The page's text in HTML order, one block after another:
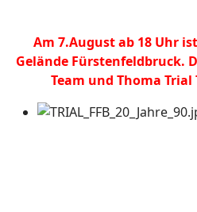
Am 7.August ab 18 Uhr
Gelände Fürstenfeldbruck.
Team und Thoma